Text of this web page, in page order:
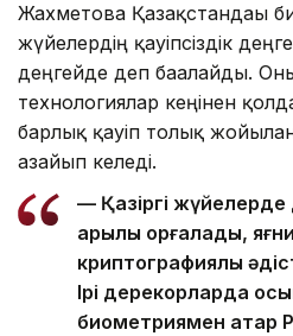
Жахметова Қазақстандағы
жүйелердің қауіпсіздік
деңгейде деп бағалайды.
технологиялар кеңінен
барлық қауіп толық
азайып келеді.
— Қазіргі
арқылы қорғалады,
криптографиялық
Ірі дерекқорларда
биометриямен қатар